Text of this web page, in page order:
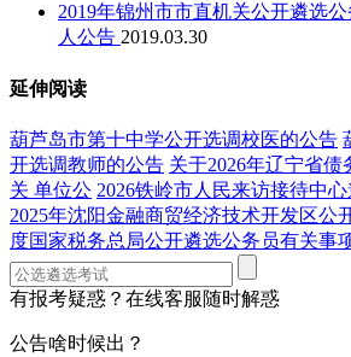
2019年锦州市市直机关公开遴选
人公告 2019.03.30
延伸阅读
葫芦岛市第十中学公开选调校医的公告
开选调教师的公告 关于2026年辽宁省
关 单位公 2026铁岭市人民来访接待中
2025年沈阳金融商贸经济技术开发区公
度国家税务总局公开遴选公务员有关事
有报考疑惑？在线客服随时解惑
公告啥时候出？